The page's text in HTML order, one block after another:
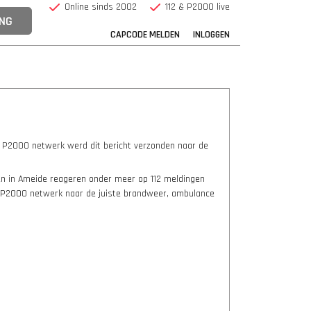
CAPCODE MELDEN INLOGGEN
Online sinds 2002 112 & P2000 live
netwerk werd dit bericht verzonden naar de
Ameide reageren onder meer op 112 meldingen
netwerk naar de juiste brandweer, ambulance